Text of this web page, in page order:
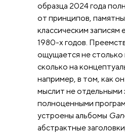
образца 2024 года
от принципов,
классическим записям
1980-х годов.
ощущается не столько
сколько на
например, в том, как
мыслит не отдельными
полноценными
устроены альбомы
абстрактные